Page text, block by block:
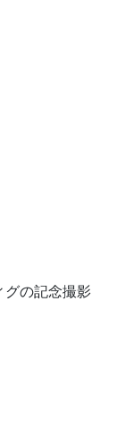
の記念撮影